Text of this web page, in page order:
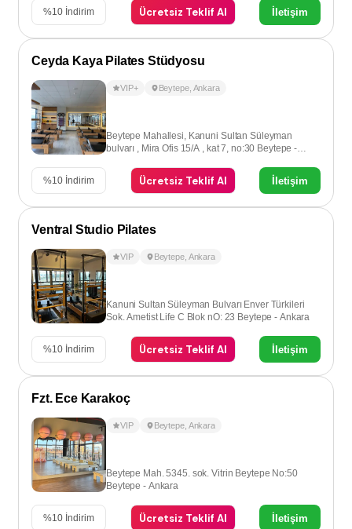
%10 İndirim Ücretsiz Teklif Al İletişim
Ceyda Kaya Pilates Stüdyosu
VIP+ Beytepe, Ankara
Beytepe Mahallesi, Kanuni Sultan Süleyman
bulvarı , Mira Ofis 15/A , kat 7, no:30 Beytepe -
%10 İndirim Ücretsiz Teklif Al İletişim
Ventral Studio Pilates
VIP Beytepe, Ankara
Kanuni Sultan Süleyman Bulvarı Enver Türkileri
Sok. Ametist Life C Blok nO: 23 Beytepe - Ankara
%10 İndirim Ücretsiz Teklif Al İletişim
Fzt. Ece Karakoç
VIP Beytepe, Ankara
Beytepe Mah. 5345. sok. Vitrin Beytepe No:50
Beytepe - Ankara
%10 İndirim Ücretsiz Teklif Al İletişim